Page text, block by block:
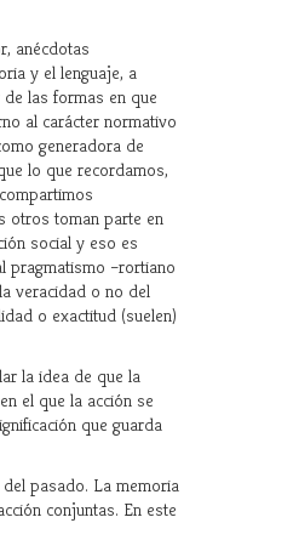
anécdotas
y el lenguaje, a
las formas en que
al carácter normativo
generadora de
lo que recordamos,
otros toman parte en
social y eso es
pragmatismo –rortiano
veracidad o no del
o exactitud (suelen)
la idea de que la
el que la acción se
que guarda
pasado. La memoria
conjuntas. En este